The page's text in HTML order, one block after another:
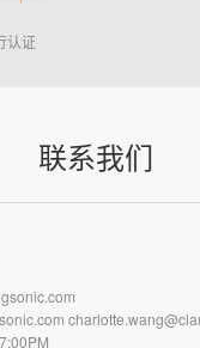
认证
联系我们